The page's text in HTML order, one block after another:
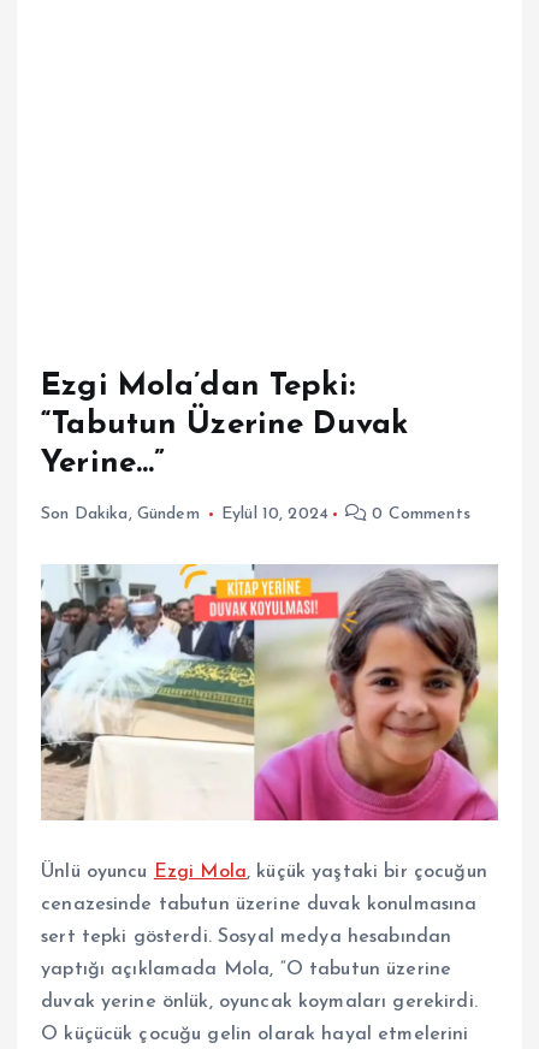
Ezgi Mola’dan Tepki:
“Tabutun Üzerine Duvak
Yerine…”
Son Dakika , Gündem Eylül 10, 2024 0 Comments
Ünlü oyuncu Ezgi Mola, küçük yaştaki bir çocuğun
cenazesinde tabutun üzerine duvak konulmasına
sert tepki gösterdi. Sosyal medya hesabından
yaptığı açıklamada Mola, “O tabutun üzerine
duvak yerine önlük, oyuncak koymaları gerekirdi.
O küçücük çocuğu gelin olarak hayal etmelerini